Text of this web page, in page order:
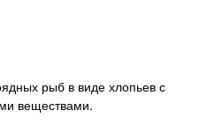
рыб в виде хлопьев с
веществами.